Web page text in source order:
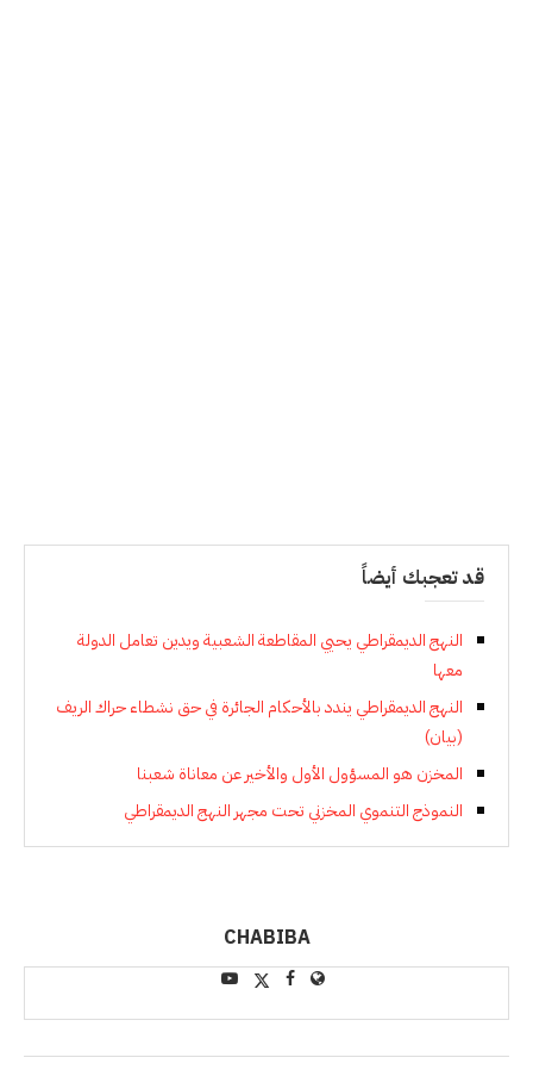
قد تعجبك أيضاً
النهج الديمقراطي يحيي المقاطعة الشعبية ويدين تعامل الدولة
معها
النهج الديمقراطي يندد بالأحكام الجائرة في حق نشطاء حراك الريف
(بيان)
المخزن هو المسؤول الأول والأخير عن معاناة شعبنا
النموذج التنموي المخزني تحت مجهر النهج الديمقراطي
CHABIBA